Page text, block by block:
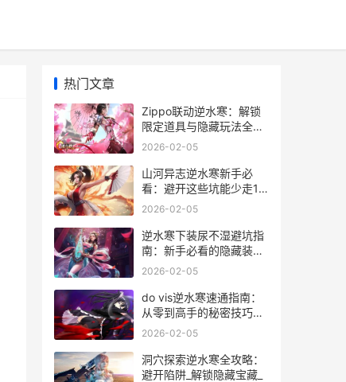
热门文章
Zippo联动逆水寒：解锁
限定道具与隐藏玩法全攻
略
2026-02-05
山河异志逆水寒新手必
看：避开这些坑能少走10
级弯路
2026-02-05
逆水寒下装尿不湿避坑指
南：新手必看的隐藏装备
玩法
2026-02-05
do vis逆水寒速通指南：
从零到高手的秘密技巧全
分享
2026-02-05
洞穴探索逆水寒全攻略：
避开陷阱_解锁隐藏宝藏_